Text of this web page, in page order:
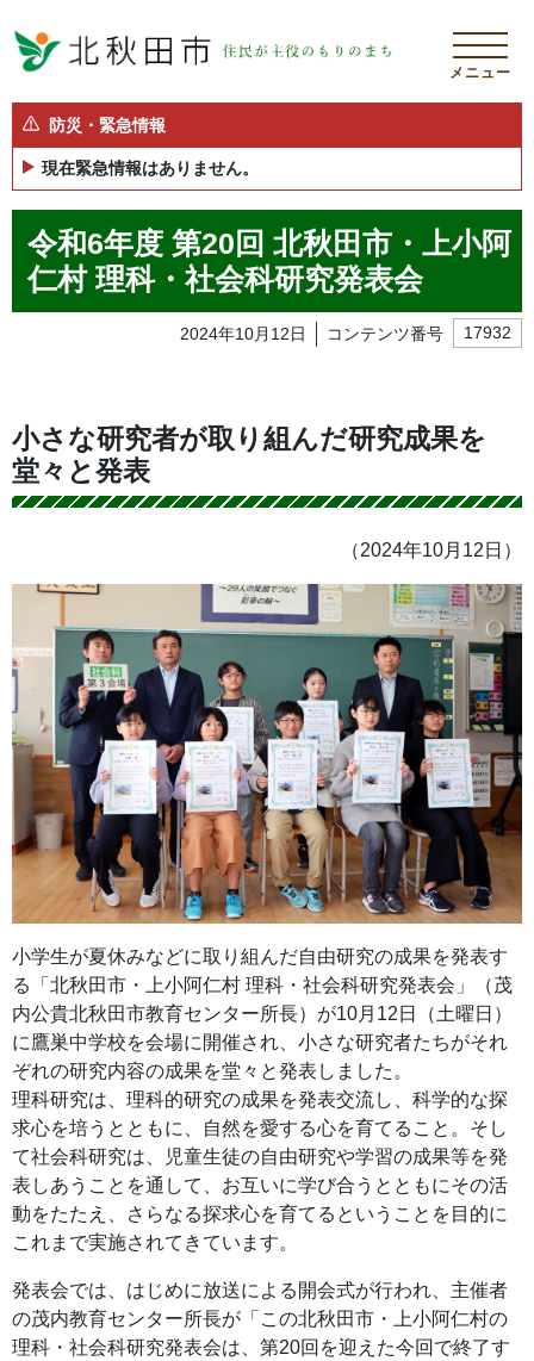
メニュー
防災・緊急情報
現在緊急情報はありません。
令和6年度 第20回 北秋田市・上小阿
仁村 理科・社会科研究発表会
2024年10月12日 コンテンツ番号 17932
小さな研究者が取り組んだ研究成果を
堂々と発表
（2024年10月12日）
小学生が夏休みなどに取り組んだ自由研究の成果を発表す
る「北秋田市・上小阿仁村 理科・社会科研究発表会」（茂
内公貴北秋田市教育センター所長）が10月12日（土曜日）
に鷹巣中学校を会場に開催され、小さな研究者たちがそれ
ぞれの研究内容の成果を堂々と発表しました。
理科研究は、理科的研究の成果を発表交流し、科学的な探
求心を培うとともに、自然を愛する心を育てること。そし
て社会科研究は、児童生徒の自由研究や学習の成果等を発
表しあうことを通して、お互いに学び合うとともにその活
動をたたえ、さらなる探求心を育てるということを目的に
これまで実施されてきています。
発表会では、はじめに放送による開会式が行われ、主催者
の茂内教育センター所長が「この北秋田市・上小阿仁村の
理科・社会科研究発表会は、第20回を迎えた今回で終了す